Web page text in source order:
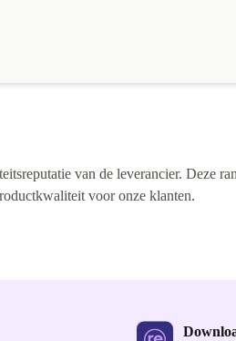
van de leverancier. Deze
voor onze klanten.